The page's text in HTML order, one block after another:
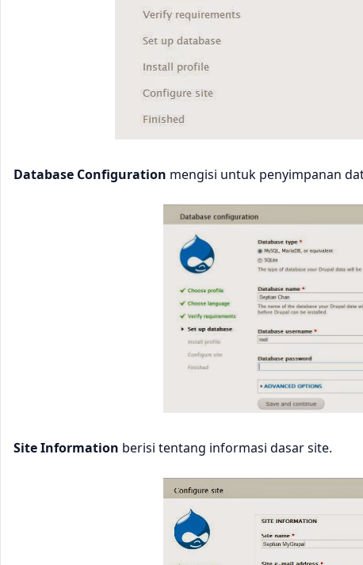
Database Configuration mengisi untuk penyimpanan
Site Information berisi tentang informasi dasar site.